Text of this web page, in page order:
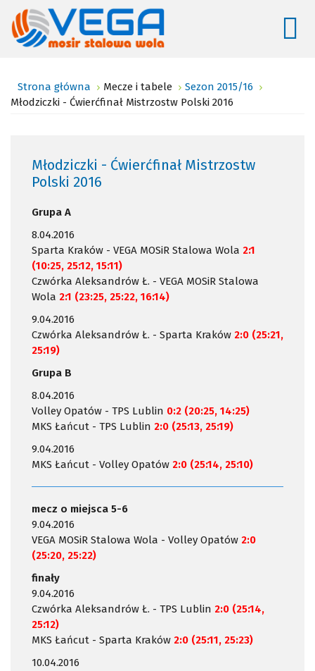
Strona główna Mecze i tabele
Sezon 2015/16
Młodziczki - Ćwierćfinał Mistrzostw Polski 2016
Młodziczki - Ćwierćfinał Mistrzostw
Polski 2016
Grupa A
8.04.2016
Sparta Kraków - VEGA MOSiR Stalowa Wola 2:1
(10:25, 25:12, 15:11)
Czwórka Aleksandrów Ł. - VEGA MOSiR Stalowa
Wola 2:1 (23:25, 25:22, 16:14)
9.04.2016
Czwórka Aleksandrów Ł. - Sparta Kraków 2:0 (25:21,
25:19)
Grupa B
8.04.2016
Volley Opatów - TPS Lublin 0:2 (20:25, 14:25)
MKS Łańcut - TPS Lublin 2:0 (25:13, 25:19)
9.04.2016
MKS Łańcut - Volley Opatów 2:0 (25:14, 25:10)
mecz o miejsca 5-6
9.04.2016
VEGA MOSiR Stalowa Wola - Volley Opatów 2:0
(25:20, 25:22)
finały
9.04.2016
Czwórka Aleksandrów Ł. - TPS Lublin 2:0 (25:14,
25:12)
MKS Łańcut - Sparta Kraków 2:0 (25:11, 25:23)
10.04.2016